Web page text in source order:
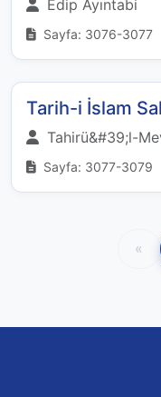
Edip Ayıntabi
Sayfa: 3076-3077
Tarih-i İslam
Tahirü&#39;l-
Sayfa: 3077-3079
«